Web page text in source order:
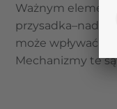
Ważnym
może wpływać
Mechanizmy te